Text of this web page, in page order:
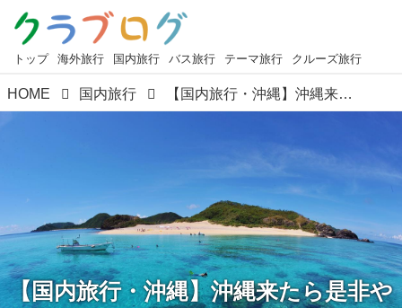
トップ 海外旅行 国内旅行 バス旅行 テーマ旅行 クルーズ旅行
HOME 国内旅行 【国内旅行・沖縄】沖縄来たら是非やってほしい、沖縄本島で体験できるアクティビティをご紹介します
【国内旅行・沖縄】沖縄来たら是非や